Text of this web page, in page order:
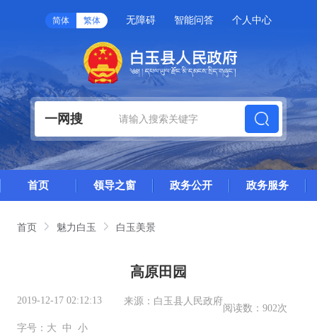
简体 繁体 无障碍 智能问答 个人中心
一网搜
首页 领导之窗 政务公开 政务服务
首页 魅力白玉 白玉美景
高原田园
2019-12-17 02:12:13 来源： 白玉县人民政府
阅读数： 902次
字号： 大 中 小